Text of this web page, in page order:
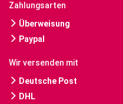
Zahlungsarten
Überweisung
Paypal
Wir versenden mit
Deutsche Post
DHL